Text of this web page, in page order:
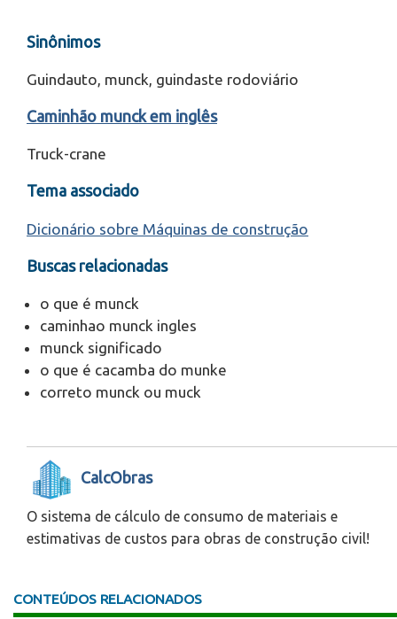
Sinônimos
Guindauto, munck, guindaste rodoviário
Caminhão munck em inglês
Truck-crane
Tema associado
Dicionário sobre Máquinas de construção
Buscas relacionadas
o que é munck
caminhao munck ingles
munck significado
o que é cacamba do munke
correto munck ou muck
CalcObras
O sistema de cálculo de consumo de materiais e
estimativas de custos para obras de construção civil!
CONTEÚDOS RELACIONADOS